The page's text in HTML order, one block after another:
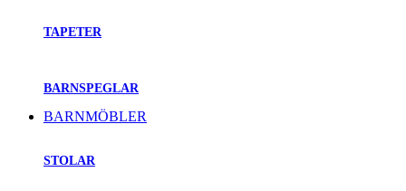
TAPETER
BARNSPEGLAR
BARNMÖBLER
STOLAR